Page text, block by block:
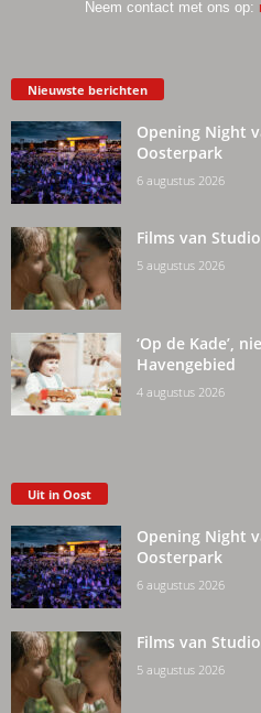
Neem contact met ons op:
Nieuwste berichten
Opening Night
Oosterpark
6 augustus 2026
Films van
5 augustus 2026
‘Op de Kade’,
Havengebied
4 augustus 2026
Uit in Oost
Opening Night
Oosterpark
6 augustus 2026
Films van
5 augustus 2026